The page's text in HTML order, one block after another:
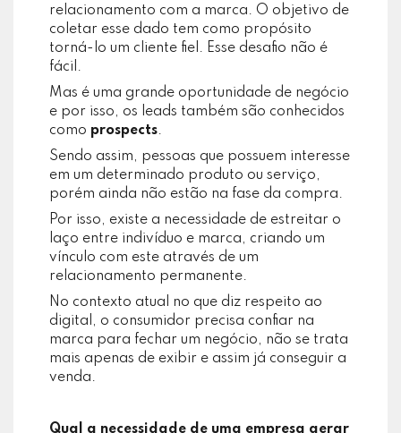
relacionamento com a marca. O objetivo de
coletar esse dado tem como propósito
torná-lo um cliente fiel. Esse desafio não é
fácil.
Mas é uma grande oportunidade de negócio
e por isso, os leads também são conhecidos
como prospects.
Sendo assim, pessoas que possuem interesse
em um determinado produto ou serviço,
porém ainda não estão na fase da compra.
Por isso, existe a necessidade de estreitar o
laço entre indivíduo e marca, criando um
vínculo com este através de um
relacionamento permanente.
No contexto atual no que diz respeito ao
digital, o consumidor precisa confiar na
marca para fechar um negócio, não se trata
mais apenas de exibir e assim já conseguir a
venda.
Qual a necessidade de uma empresa gerar